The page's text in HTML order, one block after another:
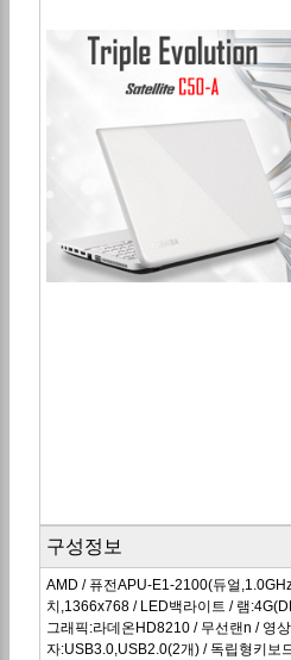
구성정보
AMD / 퓨전APU-E1-2100(듀얼,
치,1366x768/ LED백라이트 / 램:4G(
그래픽 :라데온 HD8210 / 무선랜n / 영
자:USB3.0,USB2.0(2개) / 독립형키보